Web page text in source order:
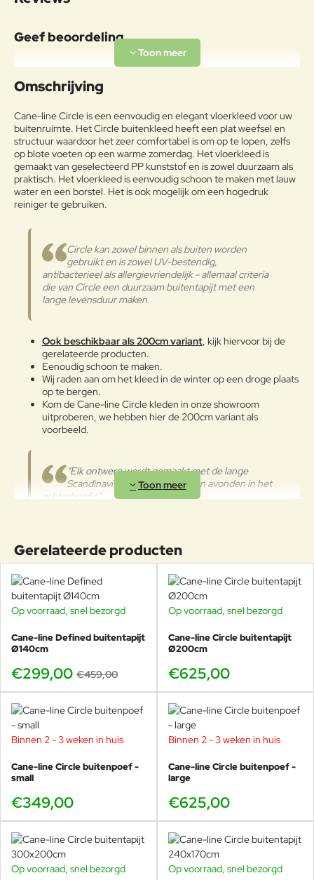
Geef beoordeling
Uw naam:
g:
Note:HTML-code wordt niet vertaald!
Waarderin
Verder
Omschrijving
Cane-line Circle is een eenvoudig en elegant vloerkleed voor uw
buitenruimte. Het Circle buitenkleed heeft een plat weefsel en
structuur waardoor het zeer comfortabel is om op te lopen, zelfs
op blote voeten op een warme zomerdag. Het vloerkleed is
gemaakt van geselecteerd PP kunststof en is zowel duurzaam als
praktisch. Het vloerkleed is eenvoudig schoon te maken met lauw
water en een borstel. Het is ook mogelijk om een ​​hogedruk
reiniger te gebruiken.
Circle kan zowel binnen als buiten worden
gebruikt en is zowel UV-bestendig,
antibacterieel als allergievriendelijk - allemaal criteria
die van Circle een duurzaam buitentapijt met een
lange levensduur maken.
Ook beschikbaar als 200cm variant, kijk hiervoor bij de
gerelateerde producten.
Eenoudig schoon te maken.
Wij raden aan om het kleed in de winter op een droge plaats
op te bergen.
Kom de Cane-line Circle kleden in onze showroom
uitproberen, we hebben hier de 200cm variant als
voorbeeld.
“Elk ontwerp wordt gemaakt met de lange
Scandinavische zomer dagen en avonden in het
achterhoofd.”
Cane-line ontwerpteam
Bij Cane-line is comfort de kernwaarde voor goed design en wij
geloven in de optimale mix tussen esthetiek en functionaliteit.
Ons interne ontwerpteam werkt elke dag met dit in gedachten om
waarde toevoegen aan uw leven en uw leven comfortabeler
maken. Het ontwerpteam van Cane-line werkt ook nauw samen
Gerelateerde producten
SHOWMODEL
Op voorraad, snel bezorgd
Cane-line Defined buitentapijt
Ø140cm
€299,00 €459,00
Op voorraad, snel bezorgd
Cane-line Circle buitentapijt
Ø200cm
€625,00
Binnen 2 - 3 weken in huis
Cane-line Circle buitenpoef -
small
€349,00
Binnen 2 - 3 weken in huis
Cane-line Circle buitenpoef -
large
€625,00
Op voorraad, snel bezorgd Op voorraad, snel bezorgd